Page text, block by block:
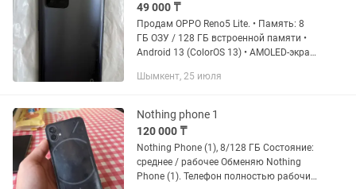
49 000 ₸
Продам OPPO Reno5 Lite. • Память: 8
ГБ ОЗУ / 128 ГБ встроенной памяти •
Android 13 (ColorOS 13) • AMOLED-экран
фронтальная 32 МП • Аккумулятор
Шымкент, 25 июля
Nothing phone 1
120 000 ₸
Nothing Phone (1), 8/128 ГБ Состояние:
среднее / рабочее Обменяю Nothing
Phone (1). Телефон полностью рабочий,